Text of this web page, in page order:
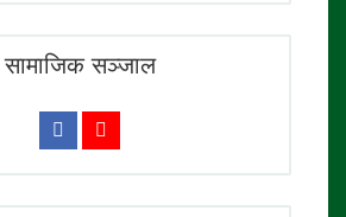
सामाजिक सञ्जाल